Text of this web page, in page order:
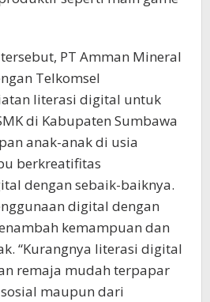
PT Amman Mineral
Telkomsel
literasi digital untuk
di Kabupaten Sumbawa
anak-anak di usia
berkreatifitas
dengan sebaik-baiknya.
digital dengan
kemampuan dan
“Kurangnya literasi digital
remaja mudah terpapar
maupun dari